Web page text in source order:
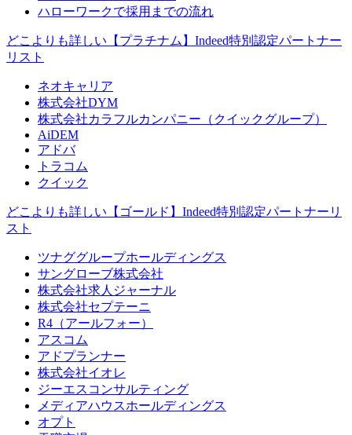
ハローワークで採用までの流れ
どこよりも詳しい【プラチナム】Indeed特別認定パートナー
リスト
ネオキャリア
株式会社DYM
株式会社カラフルカンパニー（クイックグループ）
AiDEM
アドバ
トラコム
クイック
どこよりも詳しい【ゴールド】Indeed特別認定パートナーリ
スト
ツナググループホールディングス
サングローブ株式会社
株式会社求人ジャーナル
株式会社セプテーニ
R4（アールフォー）
アスコム
アドプランナー
株式会社イオレ
ジーエスコンサルティング
メディアハウスホールディングス
オプト